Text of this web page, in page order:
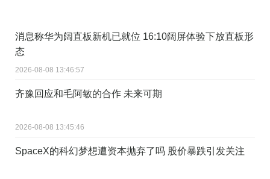
消息称华为阔直板新机已就位 16:10阔屏体验下放直板形
态
2026-08-08 13:46:57
齐豫回应和毛阿敏的合作 未来可期
2026-08-08 13:45:46
SpaceX的科幻梦想遭资本抛弃了吗 股价暴跌引发关注